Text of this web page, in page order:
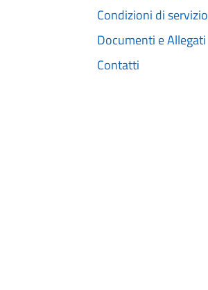
Condizioni di servizio
Documenti e Allegati
Contatti